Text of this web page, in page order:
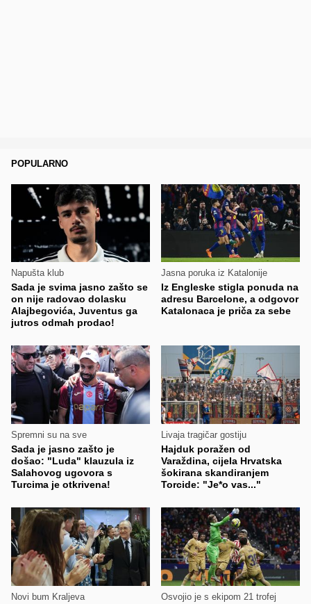
POPULARNO
Napušta klub
Sada je svima jasno zašto se
on nije radovao dolasku
Alajbegovića, Juventus ga
jutros odmah prodao!
Jasna poruka iz Katalonije
Iz Engleske stigla ponuda na
adresu Barcelone, a odgovor
Katalonaca je priča za sebe
Spremni su na sve
Sada je jasno zašto je
došao: "Luda" klauzula iz
Salahovog ugovora s
Turcima je otkrivena!
Livaja tragičar gostiju
Hajduk poražen od
Varaždina, cijela Hrvatska
šokirana skandiranjem
Torcide: "Je*o vas..."
Novi bum Kraljeva Osvojio je s ekipom 21 trofej